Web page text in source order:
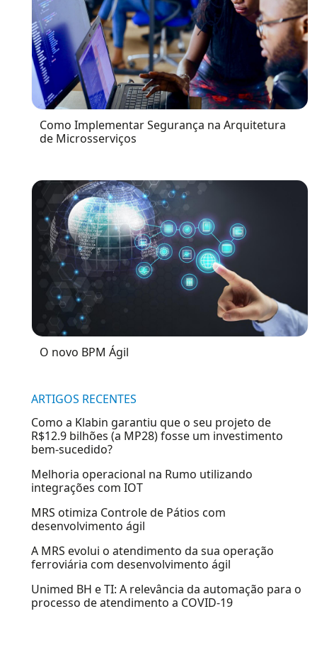
Como Implementar Segurança na Arquitetura
de Microsserviços
O novo BPM Ágil
ARTIGOS RECENTES
Como a Klabin garantiu que o seu projeto de
R$12.9 bilhões (a MP28) fosse um investimento
bem-sucedido?
Melhoria operacional na Rumo utilizando
integrações com IOT
MRS otimiza Controle de Pátios com
desenvolvimento ágil
A MRS evolui o atendimento da sua operação
ferroviária com desenvolvimento ágil
Unimed BH e TI: A relevância da automação para o
processo de atendimento a COVID-19